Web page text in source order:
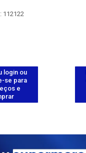
112122
login ou
se para
e